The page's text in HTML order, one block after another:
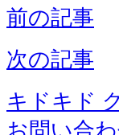
前の記事
次の記事
キドキド
お問い合